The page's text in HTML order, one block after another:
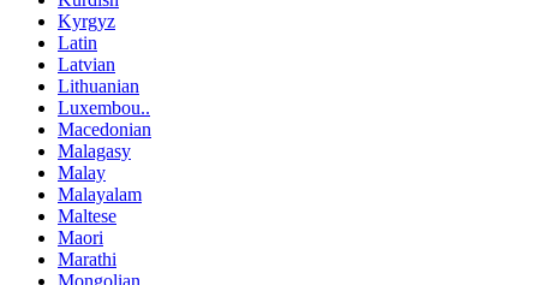
Kyrgyz
Latin
Latvian
Lithuanian
Luxembou..
Macedonian
Malagasy
Malay
Malayalam
Maltese
Maori
Marathi
Mongolian